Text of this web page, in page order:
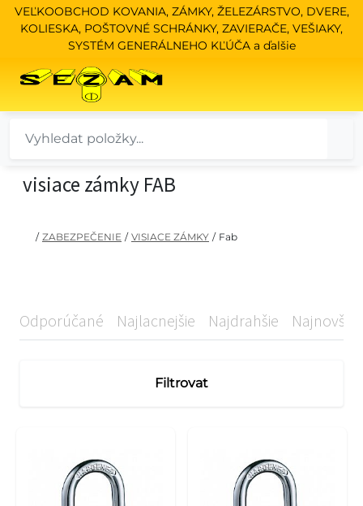
VEĽKOOBCHOD KOVANIA, ZÁMKY, ŽELEZÁRSTVO, DVERE,
KOLIESKA, POŠTOVNÉ SCHRÁNKY, ZAVIERAČE, VEŠIAKY,
SYSTÉM GENERÁLNEHO KĽÚČA a ďalšie
visiace zámky FAB
/ ZABEZPEČENIE / VISIACE ZÁMKY / Fab
Odporúčané Najlacnejšie Najdrahšie Najnovšie
Filtrovat